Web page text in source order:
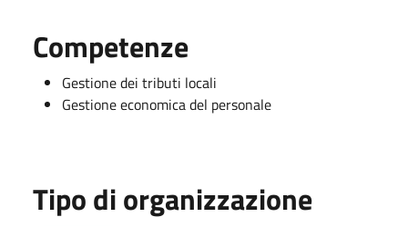
Competenze
Gestione dei tributi locali
Gestione economica del personale
Tipo di organizzazione